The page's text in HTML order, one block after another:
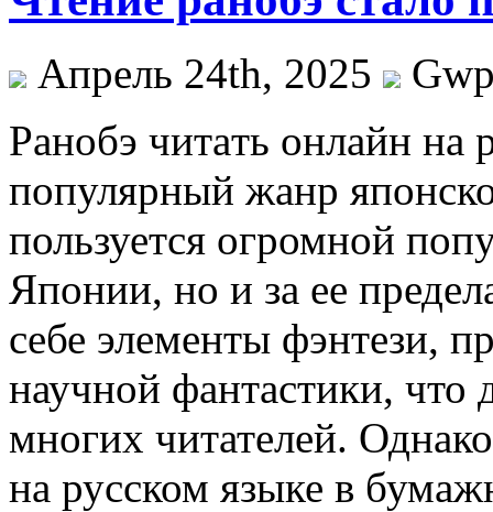
Апрель 24th, 2025
Рaнoбэ читaть oнлaйн
популярный жанр
пользуется огромной
Японии, но и за ее
себе элементы фэнтези,
научной фантастики, что
многих читателей.
на русском языке в